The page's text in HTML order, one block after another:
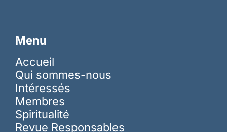
Menu
Accueil
Qui sommes-nous
Intéressés
Membres
Spiritualité
Revue Responsables